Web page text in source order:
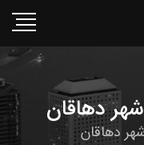
دهاقان
دهاقان